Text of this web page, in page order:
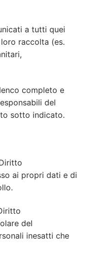
a tutti quei
raccolta (es.
completo e
del
sotto indicato.
ai propri dati e di
del
inesatti che